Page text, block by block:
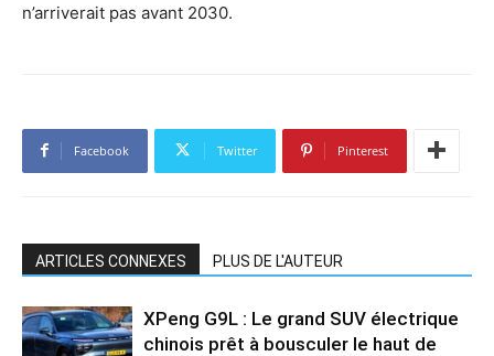
n’arriverait pas avant 2030.
Facebook Twitter Pinterest
ARTICLES CONNEXES PLUS DE L'AUTEUR
XPeng G9L : Le grand SUV électrique
chinois prêt à bousculer le haut de